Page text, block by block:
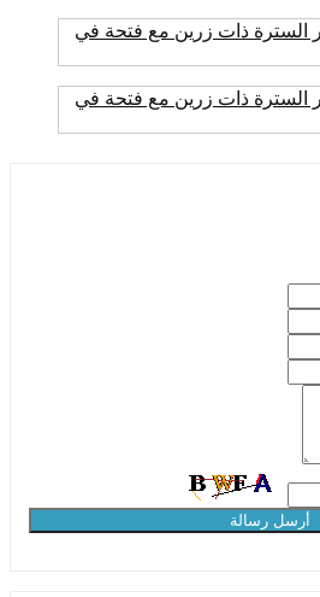
أرسل رسالة